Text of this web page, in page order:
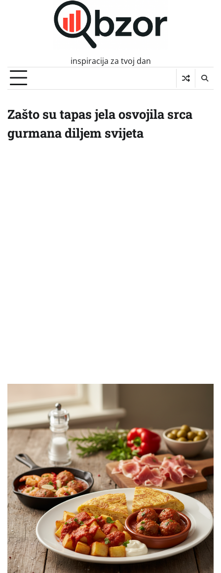
inspiracija za tvoj dan
Zašto su tapas jela osvojila srca
gurmana diljem svijeta